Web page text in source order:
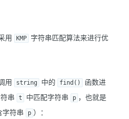
用 KMP
字符串匹配算法来进行优
用 string 中的 find()
函数进
符串 t 中匹配字符串 p ，也就是
字符串 p ）：